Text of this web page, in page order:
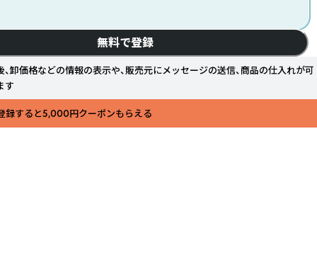
無料で登録
、卸価格などの情報の表示や、販売元にメッセージの送信、商品の仕入れが可
す
登録すると5,000円クーポンもらえる